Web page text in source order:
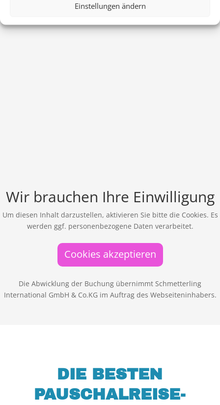
Einstellungen ändern
Wir brauchen Ihre Einwilligung
Um diesen Inhalt darzustellen, aktivieren Sie bitte die Cookies. Es
werden ggf. personenbezogene Daten verarbeitet.
Cookies akzeptieren
Die Abwicklung der Buchung übernimmt Schmetterling
International GmbH & Co.KG im Auftrag des Webseiteninhabers.
DIE BESTEN
PAUSCHALREISE-